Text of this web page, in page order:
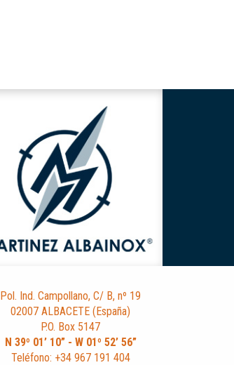
Pol. Ind. Campollano, C/ B, nº 19
02007 ALBACETE (España)
P.O. Box 5147
N 39º 01’ 10” - W 01º 52’ 56”
Teléfono: +34 967 191 404